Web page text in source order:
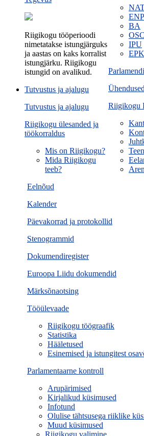
BA
IPU
EPK
Ühendused
Riigikogu
Riigikogu tööperioodi
nimetatakse istungjärguks
ja aastas on kaks korralist
istungjärku. Riigikogu
istungid on avalikud.
Eelnõud
Kalender
Päevakorrad ja protokollid
Stenogrammid
Dokumendiregister
Euroopa Liidu dokumendid
Märksõnaotsing
Tööülevaade
Riigikogu töögraafik
Statistika
Hääletused
Esinemised ja istungitest
Parlamentaarne kontroll
Arupärimised
Kirjalikud küsimused
Infotund
Olulise tähtsusega riiklike
Muud küsimused
Tutvustus ja ajalugu
Tutvustus ja ajalugu
Riigikogu ülesanded ja
töökorraldus
Mis on Riigikogu?
Mida Riigikogu
teeb?